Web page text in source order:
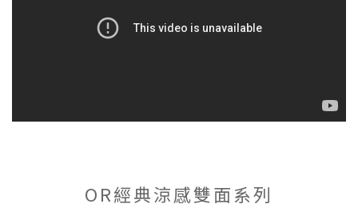
OR經典涼感雙面系列